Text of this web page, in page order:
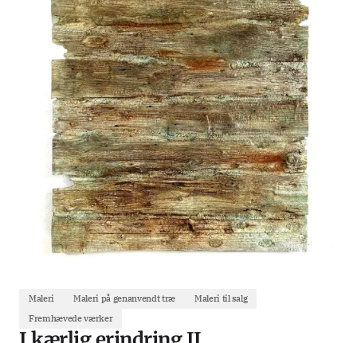
Maleri Maleri på genanvendt træ
Maleri til salg
Fremhævede værker